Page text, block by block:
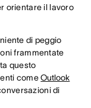
orientare il lavoro
niente di peggio
frammentate
questo
comeOutlook
di